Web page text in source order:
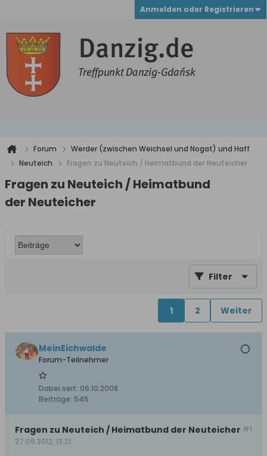
Anmelden oder Registrieren
Forum
Werder (zwischen Weichsel und Nogat) und Haff
Neuteich
Fragen zu Neuteich / Heimatbund der Neuteicher
Fragen zu Neuteich / Heimatbund
der Neuteicher
Filter
1 2 Weiter
MeinEichwalde
Forum-Teilnehmer
Dabei seit: 06.10.2008
Beiträge: 545
#1
Fragen zu Neuteich / Heimatbund der Neuteicher
27.09.2012, 13:21